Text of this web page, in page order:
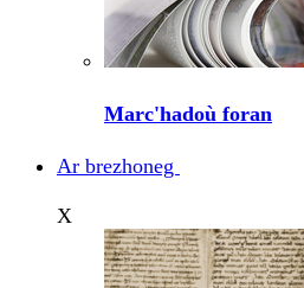
Marc'hadoù foran
Ar brezhoneg
X